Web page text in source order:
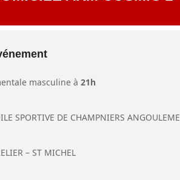
masculine à 21h
SPORTIVE DE CHAMPNIERS ANGOULEME
– ST MICHEL